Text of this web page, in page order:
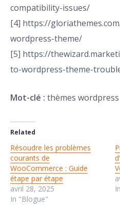
compatibility-issues/
[4] https://
wordpress-theme/
[5] https://
to-wordpress-theme-
Mot-clé : thèmes wordpress
Related
Résoudre les problèmes
courants de
WooCommerce : Guide
étape par étape
avril 28, 2025
In "Blogue"